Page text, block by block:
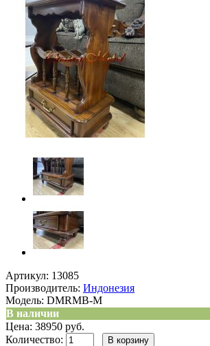
Артикул: 13085
Производитель: Индонезия
Модель: DMRMB-M
В наличии
Цена: 38950 руб.
Количество: